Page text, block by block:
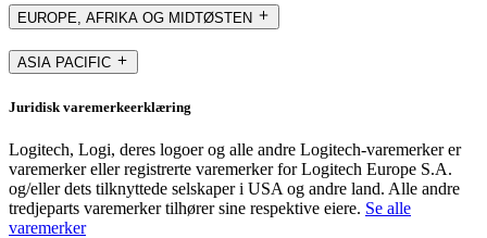
EUROPE, AFRIKA OG MIDTØSTEN
ASIA PACIFIC
Juridisk varemerkeerklæring
Logitech, Logi, deres logoer og alle andre Logitech-varemerker er
varemerker eller registrerte varemerker for Logitech Europe S.A.
og/eller dets tilknyttede selskaper i USA og andre land. Alle andre
tredjeparts varemerker tilhører sine respektive eiere. Se alle
varemerker